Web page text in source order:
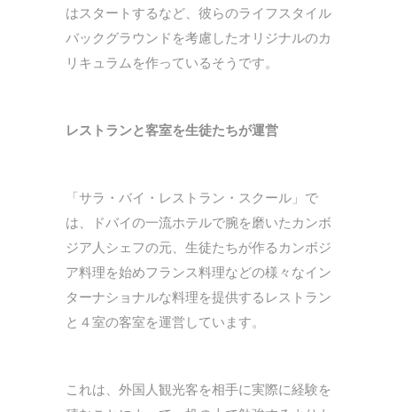
はスタートするなど、彼らのライフスタイル
バックグラウンドを考慮したオリジナルのカ
リキュラムを作っているそうです。
レストランと客室を生徒たちが運営
「サラ・バイ・レストラン・スクール」で
は、ドバイの一流ホテルで腕を磨いたカンボ
ジア人シェフの元、生徒たちが作るカンボジ
ア料理を始めフランス料理などの様々なイン
ターナショナルな料理を提供するレストラン
と４室の客室を運営しています。
これは、外国人観光客を相手に実際に経験を